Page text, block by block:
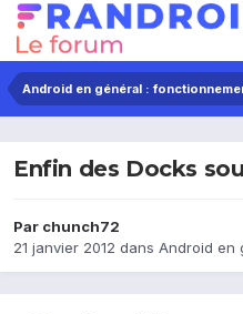
Android en général :
Enfin des Docks
Par chunch72
21 janvier 2012 dans Android en